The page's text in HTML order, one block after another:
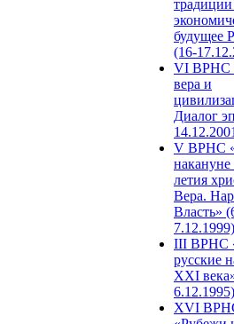
будущее
(16-
VI ВРНС
вера и
Диалог
V ВРНС
накануне
летия
Вера.
Власть»
7.12.1999)
III ВРНС
русские
XXI
6.12.1995)
XVI